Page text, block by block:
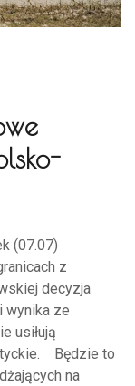
(07.07)
z
decyzja
wynika ze
usiłują
Będzie to
na